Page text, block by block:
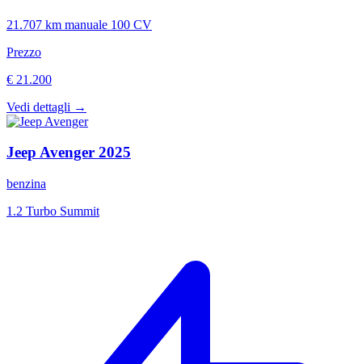
21.707 km manuale 100 CV
Prezzo
€ 21.200
Vedi dettagli →
Jeep Avenger 2025
benzina
1.2 Turbo Summit